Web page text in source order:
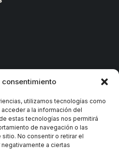
consentimiento
utilizamos tecnologías como
a la información del
estas tecnologías nos permitirá
de navegación o las
No consentir o retirar el
a ciertas